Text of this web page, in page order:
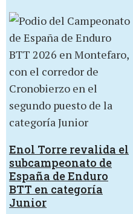
Enol Torre revalida el
subcampeonato de
España de Enduro
BTT en categoría
Junior